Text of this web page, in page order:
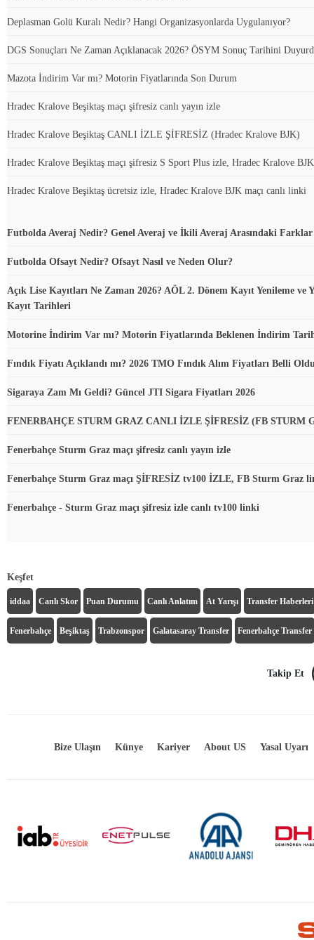
Deplasman Golü Kuralı Nedir? Hangi Organizasyonlarda Uygulanıyor?
DGS Sonuçları Ne Zaman Açıklanacak 2026? ÖSYM Sonuç Tarihini
Mazota İndirim Var mı? Motorin Fiyatlarında Son Durum
Hradec Kralove Beşiktaş maçı şifresiz canlı yayın izle
Hradec Kralove Beşiktaş CANLI İZLE ŞİFRESİZ (Hradec Kralove BJK)
Hradec Kralove Beşiktaş maçı şifresiz S Sport Plus izle, Hradec Kralove
Hradec Kralove Beşiktaş ücretsiz izle, Hradec Kralove BJK maçı canlı linki
Futbolda Averaj Nedir? Genel Averaj ve İkili Averaj Arasındaki Farklar
Futbolda Ofsayt Nedir? Ofsayt Nasıl ve Neden Olur?
Açık Lise Kayıtları Ne Zaman 2026? AÖL 2. Dönem Kayıt Yenileme ve
Kayıt Tarihleri
Motorine İndirim Var mı? Motorin Fiyatlarında Beklenen İndirim
Fındık Fiyatı Açıklandı mı? 2026 TMO Fındık Alım Fiyatları Belli
Sigaraya Zam Mı Geldi? Güncel JTI Sigara Fiyatları 2026
FENERBAHÇE STURM GRAZ CANLI İZLE ŞİFRESİZ (FB STURM
Fenerbahçe Sturm Graz maçı şifresiz canlı yayın izle
Fenerbahçe Sturm Graz maçı ŞİFRESİZ tv100 İZLE, FB Sturm Graz
Fenerbahçe - Sturm Graz maçı şifresiz izle canlı tv100 linki
Keşfet
iddaa Canlı Skor Puan Durumu Canlı Anlatım At Yarışı Transfer Haberleri
Fenerbahçe Beşiktaş Trabzonspor Galatasaray Transfer Fenerbahçe Transfer
Takip Et
Bize Ulaşın Künye Kariyer About US Yasal Uyarı